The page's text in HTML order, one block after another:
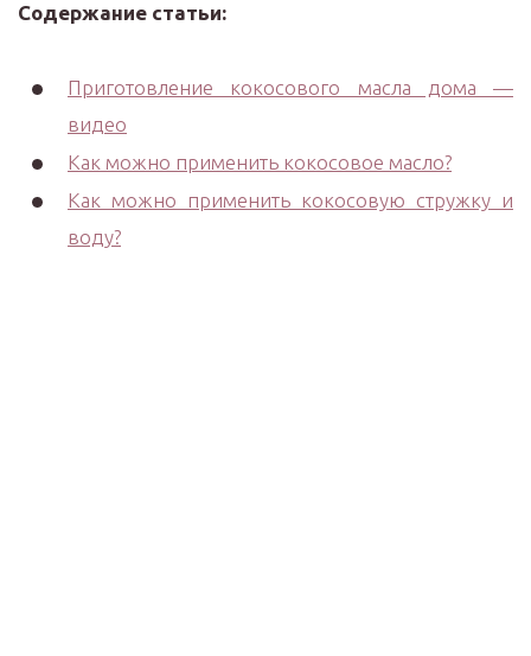
Содержание статьи:
Приготовление кокосового масла дома —
видео
Как можно применить кокосовое масло?
Как можно применить кокосовую стружку и
воду?